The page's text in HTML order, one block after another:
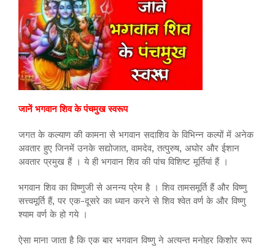
जानें भगवान शिव के पंचमुख स्वरूप
जगत के कल्याण की कामना से भगवान सदाशिव के विभिन्न कल्पों में अनेक
अवतार हुए जिनमें उनके सद्योजात, वामदेव, तत्पुरुष, अघोर और ईशान
अवतार प्रमुख हैं । ये ही भगवान शिव की पांच विशिष्ट मूर्तियां हैं ।
भगवान शिव का विष्णुजी से अनन्य प्रेम है । शिव तामसमूर्ति हैं और विष्णु
सत्त्वमूर्ति हैं, पर एक-दूसरे का ध्यान करने से शिव श्वेत वर्ण के और विष्णु
श्याम वर्ण के हो गये ।
ऐसा माना जाता है कि एक बार भगवान विष्णु ने अत्यन्त मनोहर किशोर रूप